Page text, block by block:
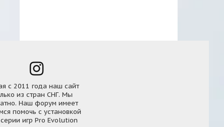
с 2011 года наш сайт
из стран СНГ. Мы
Наш форум имеет
помочь с установкой
игр Pro Evolution